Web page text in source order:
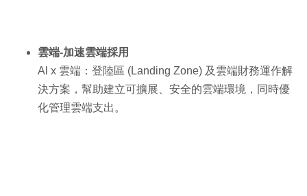
雲端-加速雲端採用
Al x 雲端：登陸區 (Landing Zone) 及雲端財務運作解
決方案，幫助建立可擴展、安全的雲端環境，同時優
化管理雲端支出。